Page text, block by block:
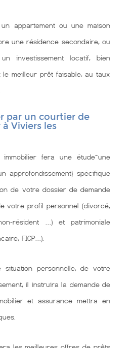
appartement ou une maison
une résidence secondaire, ou
investissement locatif, bien
le meilleur prêt faisable, au taux
par un courtier de
Viviers les
fera une étude~une
approfondissement} spécifique
de votre dossier de demande
votre profil personnel (divorcé,
résident …) et patrimoniale
FICP…).
situation personnelle, de votre
il instruira la demande de
et assurance mettra en